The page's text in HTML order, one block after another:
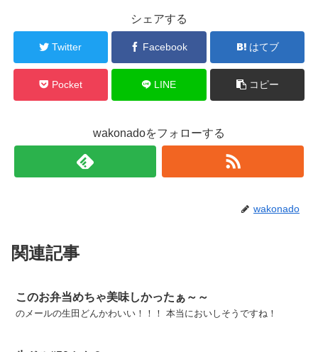
シェアする
Twitter Facebook はてブ
Pocket LINE コピー
wakonadoをフォローする
wakonado
関連記事
このお弁当めちゃ美味しかったぁ～～
のメールの生田どんかわいい！！！ 本当においしそうですね！